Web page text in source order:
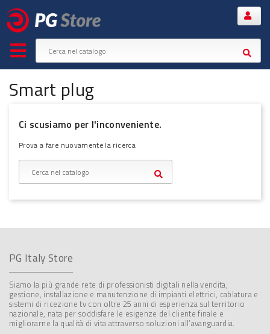
Smart plug
Ci scusiamo per l'inconveniente.
Prova a fare nuovamente la ricerca
PG Italy Store
Siamo la più grande rete di professionisti digitali nella vendita,
gestione, installazione e manutenzione di impianti elettrici, cablatura e
sistemi di ricezione tv con oltre 25 anni di esperienza sul territorio
nazionale, nata per soddisfare le esigenze del cliente finale e
migliorarne la qualità di vita attraverso soluzioni all’avanguardia.